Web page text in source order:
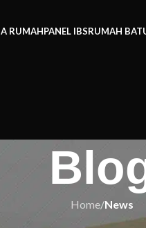
RUMAHPANEL IBSRUMAH
Home/News